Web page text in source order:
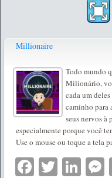
Millionaire
Todo mundo
Milionário,
cada um
caminho para
seus nervos à
especialmente porque você
Use o mouse ou toque a tela